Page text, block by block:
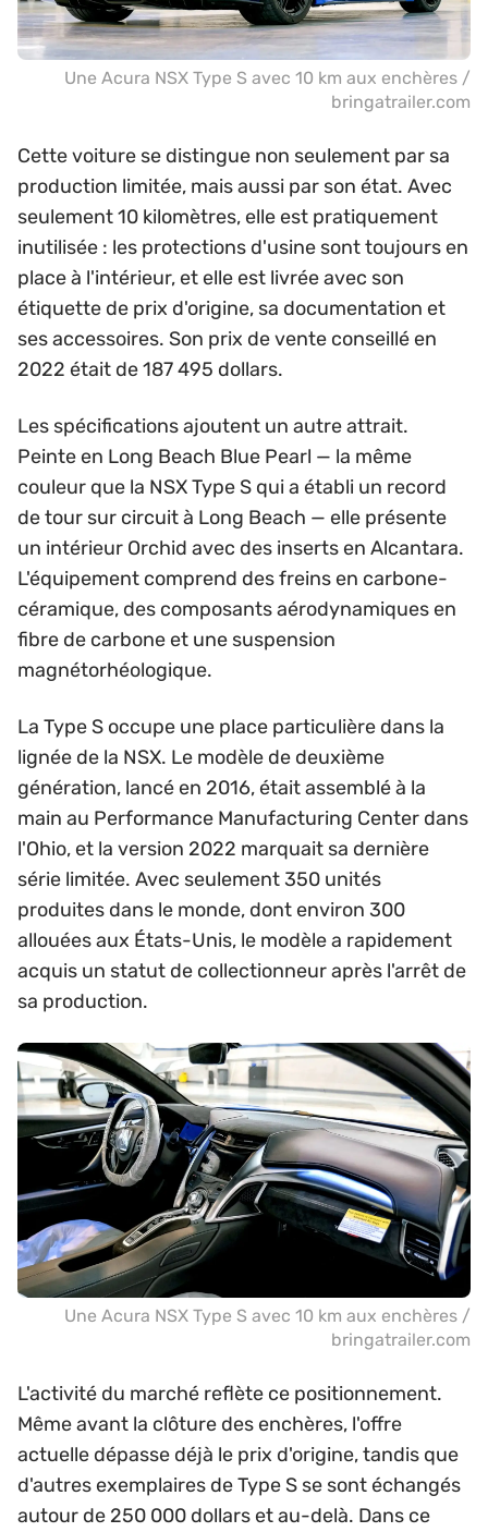
Une Acura NSX Type S avec 10 km aux enchères /
bringatrailer.com
Cette voiture se distingue non seulement par sa
production limitée, mais aussi par son état. Avec
seulement 10 kilomètres, elle est pratiquement
inutilisée : les protections d'usine sont toujours en
place à l'intérieur, et elle est livrée avec son
étiquette de prix d'origine, sa documentation et
ses accessoires. Son prix de vente conseillé en
2022 était de 187 495 dollars.
Les spécifications ajoutent un autre attrait.
Peinte en Long Beach Blue Pearl — la même
couleur que la NSX Type S qui a établi un record
de tour sur circuit à Long Beach — elle présente
un intérieur Orchid avec des inserts en Alcantara.
L'équipement comprend des freins en carbone-
céramique, des composants aérodynamiques en
fibre de carbone et une suspension
magnétorhéologique.
La Type S occupe une place particulière dans la
lignée de la NSX. Le modèle de deuxième
génération, lancé en 2016, était assemblé à la
main au Performance Manufacturing Center dans
l'Ohio, et la version 2022 marquait sa dernière
série limitée. Avec seulement 350 unités
produites dans le monde, dont environ 300
allouées aux États-Unis, le modèle a rapidement
acquis un statut de collectionneur après l'arrêt de
sa production.
Une Acura NSX Type S avec 10 km aux enchères /
bringatrailer.com
L'activité du marché reflète ce positionnement.
Même avant la clôture des enchères, l'offre
actuelle dépasse déjà le prix d'origine, tandis que
d'autres exemplaires de Type S se sont échangés
autour de 250 000 dollars et au-delà. Dans ce